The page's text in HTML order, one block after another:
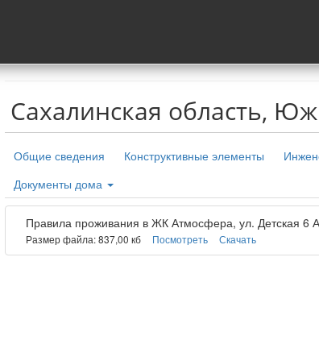
Сахалинская область,
Общие сведения Конструктивные элементы
Документы дома
Правила проживания в ЖК Атмосфера, ул. Детская 6
Размер файла: 837,00 кб Посмотреть Скачать